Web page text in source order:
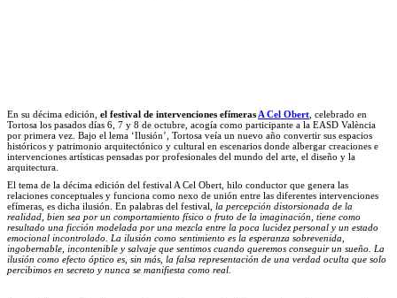
En su décima edición, el festival de intervenciones efímeras A Cel Obert , celebrado en
Tortosa los pasados días 6, 7 y 8 de octubre, acogía como participante a la EASD València
por primera vez. Bajo el lema ‘Ilusión’, Tortosa veía un nuevo año convertir sus espacios
históricos y patrimonio arquitectónico y cultural en escenarios donde albergar creaciones e
intervenciones artísticas pensadas por profesionales del mundo del arte, el diseño y la
arquitectura.
El tema de la décima edición del festival A Cel Obert, hilo conductor que genera las
relaciones conceptuales y funciona como nexo de unión entre las diferentes intervenciones
efímeras, es dicha ilusión. En palabras del festival, la percepción distorsionada de la
realidad, bien sea por un comportamiento físico o fruto de la imaginación, tiene como
resultado una ficción modelada por una mezcla entre la poca lucidez personal y un estado
emocional incontrolado. La ilusión como sentimiento es la esperanza sobrevenida,
ingobernable, incontenible y salvaje que sentimos cuando queremos conseguir un sueño. La
ilusión como efecto óptico es, sin más, la falsa representación de una verdad oculta que solo
percibimos en secreto y nunca se manifiesta como real.